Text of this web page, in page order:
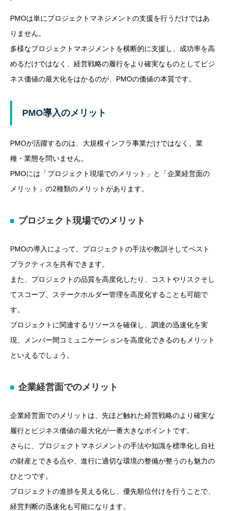
PMOは単にプロジェクトマネジメントの支援を行うだけではあ
りません。
多様なプロジェクトマネジメントを横断的に支援し、成功率を高
めるだけではなく、経営戦略の履行をより確実なものとしてビジ
ネス価値の最大化をはかるのが、PMOの価値の本質です。
PMO導入のメリット
PMOが活躍するのは、大規模インフラ事業だけではなく、業
種・業態を問いません。
PMOには「プロジェクト現場でのメリット」と「企業経営面の
メリット」の2種類のメリットがあります。
プロジェクト現場でのメリット
PMOの導入によって、プロジェクトの手法や教訓そしてベスト
プラクティスを共有できます。
また、プロジェクトの品質を高度化したり、コストやリスクそし
てスコープ、ステークホルダー管理を高度化することも可能で
す。
プロジェクトに関連するリソースを確保し、調達の迅速化を実
現、メンバー間コミュニケーションを高度化できるのもメリット
といえるでしょう。
企業経営面でのメリット
企業経営面でのメリットは、先ほど触れた経営戦略のより確実な
履行とビジネス価値の最大化が一番大きなポイントです。
さらに、プロジェクトマネジメントの手法や知識を標準化し自社
の財産とできる点や、進行に適切な環境の整備が整うのも魅力の
ひとつです。
プロジェクトの進捗を見える化し、優先順位付けを行うことで、
経営判断の迅速化も可能になります。